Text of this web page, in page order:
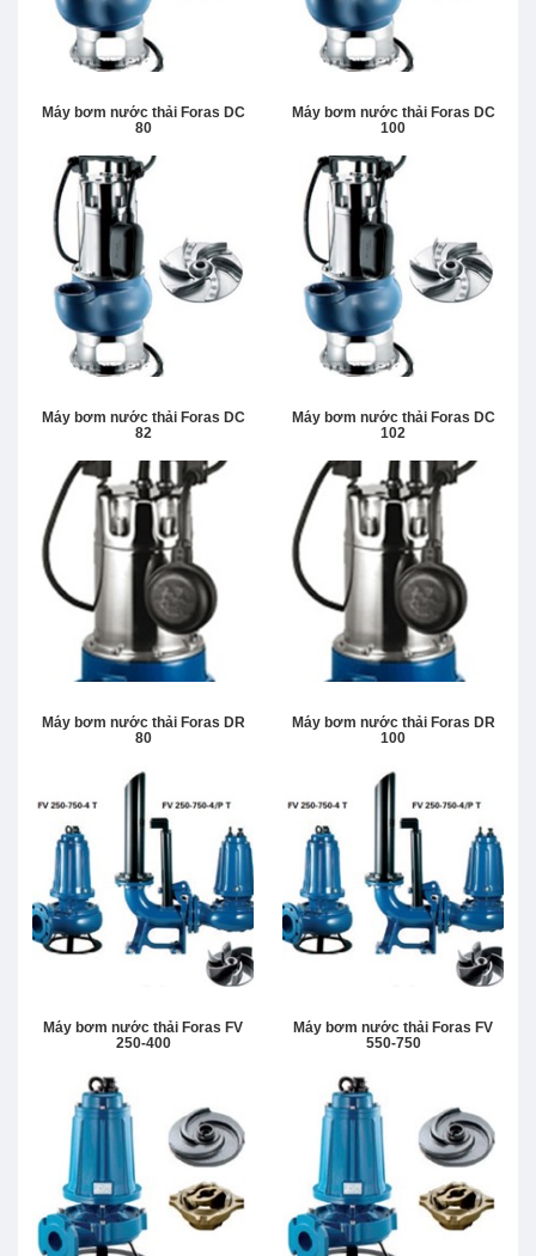
Máy bơm nước thải Foras DC
80
Máy bơm nước thải Foras DC
100
Máy bơm nước thải Foras DC
82
Máy bơm nước thải Foras DC
102
Máy bơm nước thải Foras DR
80
Máy bơm nước thải Foras DR
100
Máy bơm nước thải Foras FV
250-400
Máy bơm nước thải Foras FV
550-750